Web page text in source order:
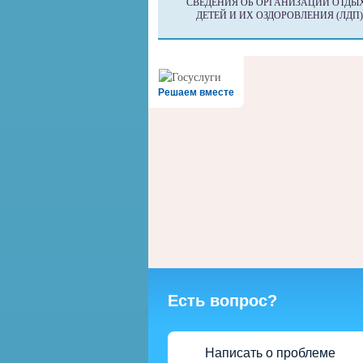
СВЕДЕНИЯ ОБ ОРГАНИЗАЦИИ
ДЕТЕЙ И ИХ ОЗДОРОВЛЕНИЯ (ЛДП)
Решаем вместе
Есть вопрос?
Написать о проблеме